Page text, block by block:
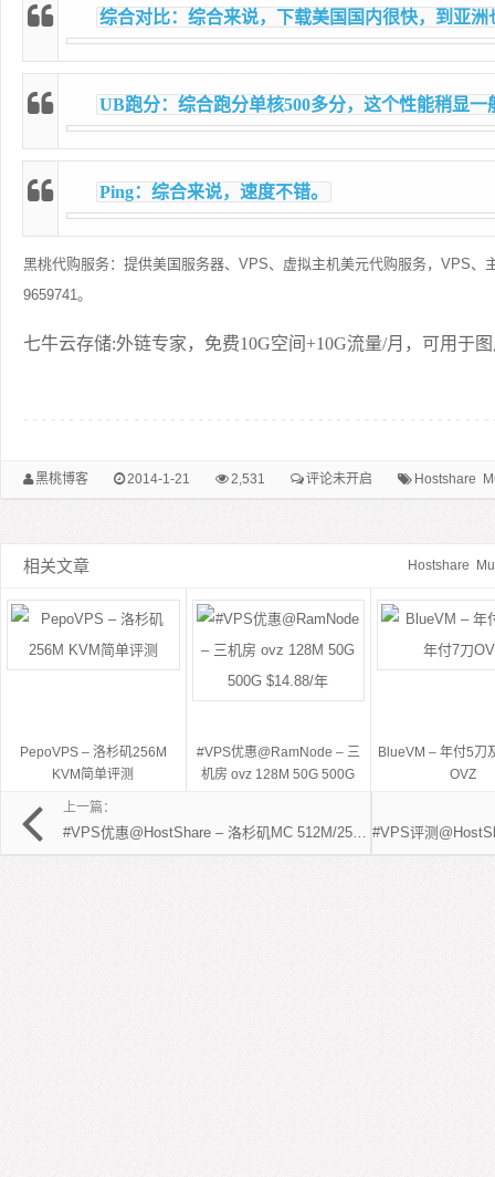
综合对比：综合来说，下载美国国内很快，到亚洲
UB跑分：综合跑分单核500多分，这个性能稍显一
Ping：综合来说，速度不错。
黑桃代购服务：提供美国服务器、VPS、虚拟主机美元代购服务，VPS、
9659741。
七牛云存储:外链专家，免费10G空间+10G流量/月，可用于
黑桃博客 2014-1-21 2,531 评论未开启 Hostshare
Hostshare
相关文章
PepoVPS – 洛杉矶256M
KVM简单评测
#VPS优惠@RamNode – 三
机房 ovz 128M 50G 500G
BlueVM – 年付5刀
OVZ
上一篇：
#VPS优惠@HostShare – 洛杉矶MC 512M/256M 10G 300G ovz/xen 16.5元/月